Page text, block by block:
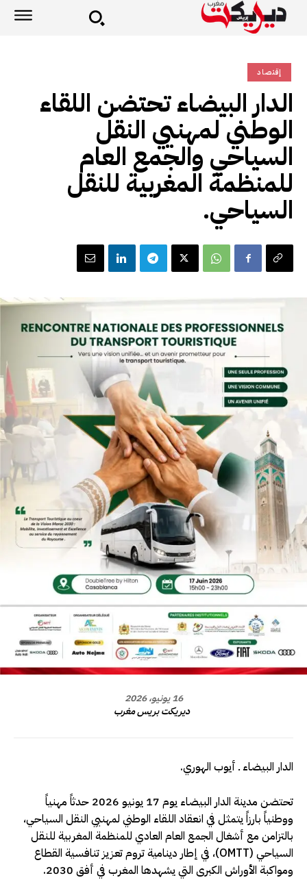
إقتصاد
الدار البيضاء تحتضن اللقاء
الوطني لمهنيي النقل
السياحي والجمع العام
للمنظمة المغربية للنقل
السياحي.
16 يونيو، 2026
ديريكت بريس مغرب
الدار البيضاء ـ أيوب الهوري.
تحتضن مدينة الدار البيضاء يوم 17 يونيو 2026 حدثاً مهنياً
ووطنياً بارزاً يتمثل في انعقاد اللقاء الوطني لمهنيي النقل السياحي،
بالتزامن مع أشغال الجمع العام العادي للمنظمة المغربية للنقل
السياحي (OMTT)، في إطار دينامية تروم تعزيز تنافسية القطاع
ومواكبة الأوراش الكبرى التي يشهدها المغرب في أفق 2030.